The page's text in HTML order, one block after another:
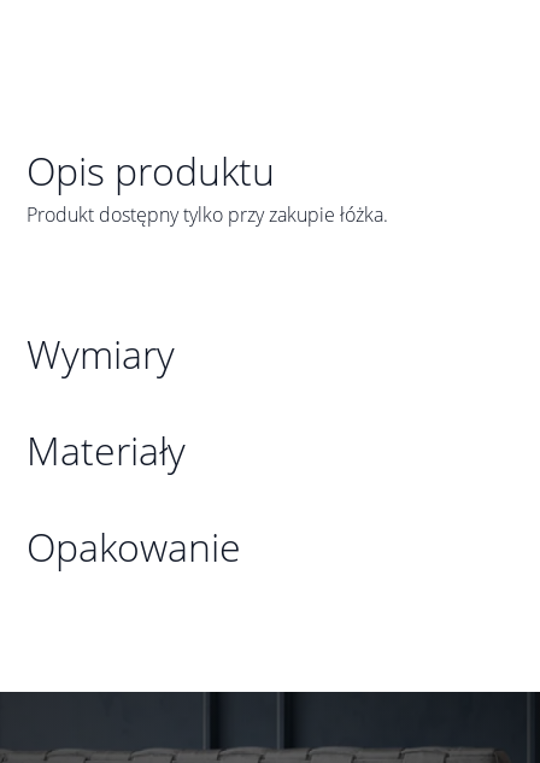
Opis produktu
Produkt dostępny tylko przy zakupie łóżka.
Wymiary
Materiały
Opakowanie